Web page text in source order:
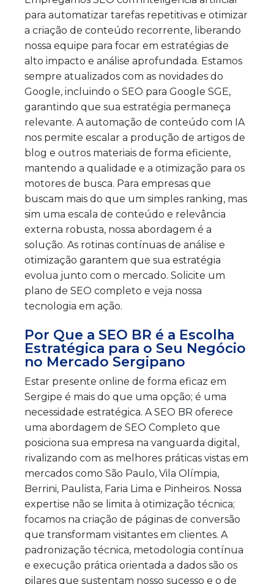
para automatizar tarefas repetitivas e otimizar
a criação de conteúdo recorrente, liberando
nossa equipe para focar em estratégias de
alto impacto e análise aprofundada. Estamos
sempre atualizados com as novidades do
Google, incluindo o SEO para Google SGE,
garantindo que sua estratégia permaneça
relevante. A automação de conteúdo com IA
nos permite escalar a produção de artigos de
blog e outros materiais de forma eficiente,
mantendo a qualidade e a otimização para os
motores de busca. Para empresas que
buscam mais do que um simples ranking, mas
sim uma escala de conteúdo e relevância
externa robusta, nossa abordagem é a
solução. As rotinas contínuas de análise e
otimização garantem que sua estratégia
evolua junto com o mercado. Solicite um
plano de SEO completo e veja nossa
tecnologia em ação.
Por Que a SEO BR é a Escolha
Estratégica para o Seu Negócio
no Mercado Sergipano
Estar presente online de forma eficaz em
Sergipe é mais do que uma opção; é uma
necessidade estratégica. A SEO BR oferece
uma abordagem de SEO Completo que
posiciona sua empresa na vanguarda digital,
rivalizando com as melhores práticas vistas em
mercados como São Paulo, Vila Olímpia,
Berrini, Paulista, Faria Lima e Pinheiros. Nossa
expertise não se limita à otimização técnica;
focamos na criação de páginas de conversão
que transformam visitantes em clientes. A
padronização técnica, metodologia contínua
e execução prática orientada a dados são os
pilares que sustentam nosso sucesso e o de